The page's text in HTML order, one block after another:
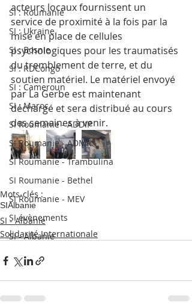
SI : Roumanie
SI : Ukraine
SI : Bosnie
SI : RDCongo
SI : Cameroun
SI : Maroc
SI Roumanie - ADDIP
SI Roumanie - ADMR
SI Roumanie - Trambulina
SI Roumanie - Bethel
SI Roumanie - MEV
SI évènements
SI - Albanie
acteurs locaux fournissent un
service de proximité à la fois par la
mise en place de cellules
psychologiques pour les traumatisés
du tremblement de terre, et du
soutien matériel. Le matériel envoyé
par La Gerbe est maintenant
déchargé et sera distribué au cours
des semaines à venir.
Mots-clés :
SIAlbanie
SI - Albanie
Solidarité Internationale